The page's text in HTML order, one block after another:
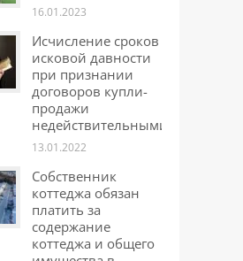
16.01.2023
Исчисление сроков
исковой давности
при признании
договоров купли-
продажи
недействительными
13.01.2022
Собственник
коттеджа обязан
платить за
содержание
коттеджа и общего